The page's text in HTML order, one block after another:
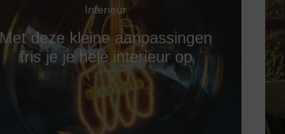
Interieur
Met deze kleine aanpassingen
fris je je hele interieur op